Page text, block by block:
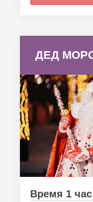
ДЕД
Время 1 час